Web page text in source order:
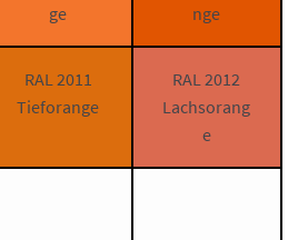
ge
nge
RAL 2011
Tieforange
RAL 2012
Lachsorang
e